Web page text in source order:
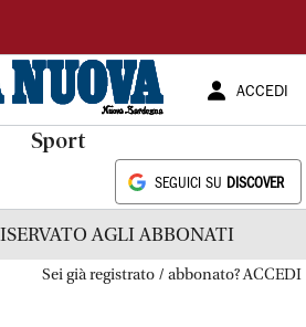
ACCEDI
Sport
SEGUICI SU DISCOVER
AGLI ABBONATI
Sei già registrato / abbonato? ACCEDI